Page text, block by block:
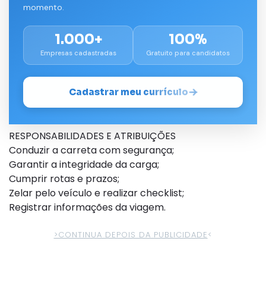
momento.
1.000+
Empresas cadastradas
100%
Gratuito para candidatos
Cadastrar meu currículo
RESPONSABILIDADES E ATRIBUIÇÕES
Conduzir a carreta com segurança;
Garantir a integridade da carga;
Cumprir rotas e prazos;
Zelar pelo veículo e realizar checklist;
Registrar informações da viagem.
>CONTINUA DEPOIS DA PUBLICIDADE<